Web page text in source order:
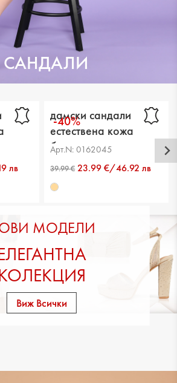
лв
-40%
дамски сандали
естествена кожа
бежови
Арт.N: 0162045
23.99 €/46.92 лв
МОДЕЛИ
Виж Всички